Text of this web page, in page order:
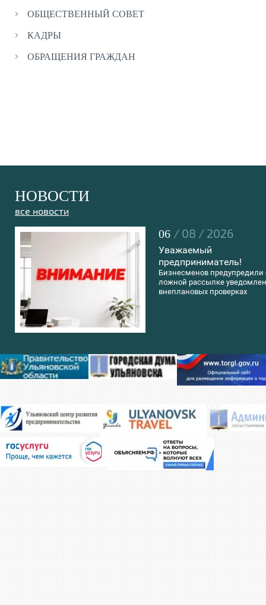
ОБЩЕСТВЕННЫЙ СОВЕТ
КАДРЫ
ОБРАЩЕНИЯ ГРАЖДАН
НОВОСТИ
все новости
06 / 08 / 2026
Уважаемый
предприниматель!
Бизнесменов предупредили
ложной рассылке
внеплановых проверках